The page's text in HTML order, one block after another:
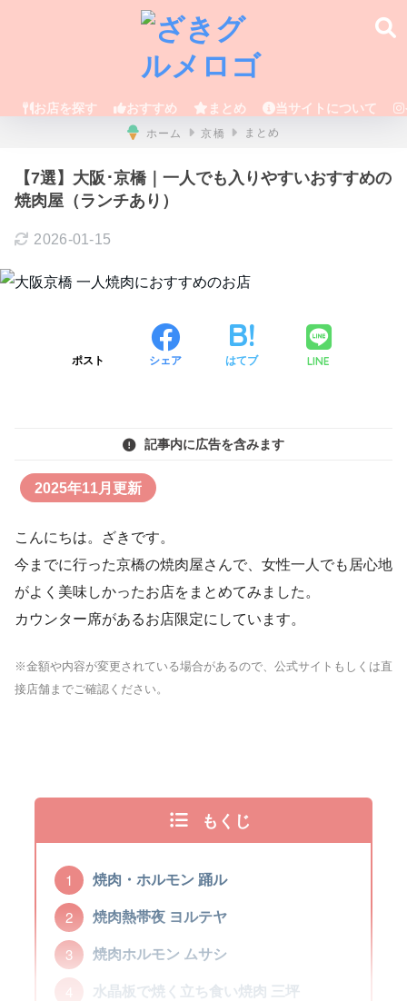
お店を探す おすすめ まとめ 当サイトについて
ホーム 京橋 まとめ
【7選】大阪･京橋｜一人でも入りやすいおすすめの
焼肉屋（ランチあり）
2026-01-15
ポスト シェア はてブ LINE
記事内に広告を含みます
2025年11月更新
こんにちは。ざきです。
今までに行った京橋の焼肉屋さんで、女性一人でも居心地
がよく美味しかったお店をまとめてみました。
カウンター席があるお店限定にしています。
※金額や内容が変更されている場合があるので、公式サイトもしくは直
接店舗までご確認ください。
もくじ
焼肉・ホルモン 踊ル
焼肉熱帯夜 ヨルテヤ
焼肉ホルモン ムサシ
水晶板で焼く立ち食い焼肉 三坪